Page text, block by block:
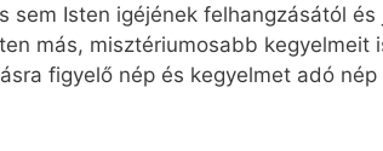
sem Isten igéjének felhangzásától
más, misztériumosabb
figyelő nép és kegyelmet adó